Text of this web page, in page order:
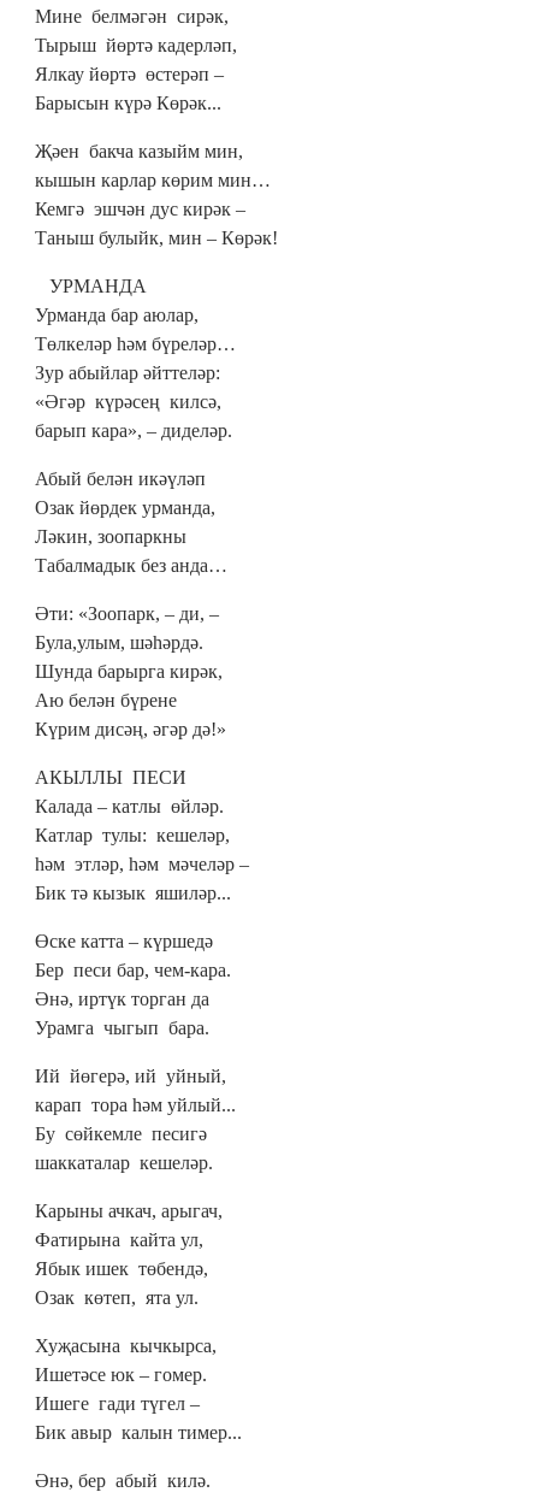
Мине белмәгән сирәк,
Тырыш йөртә кадерләп,
Ялкау йөртә өстерәп –
Барысын күрә Көрәк...
Җәен бакча казыйм мин,
кышын карлар көрим мин…
Кемгә эшчән дус кирәк –
Таныш булыйк, мин – Көрәк!
УРМАНДА
Урманда бар аюлар,
Төлкеләр һәм бүреләр…
Зур абыйлар әйттеләр:
«Әгәр күрәсең килсә,
барып кара», – диделәр.
Абый белән икәүләп
Озак йөрдек урманда,
Ләкин, зоопаркны
Табалмадык без анда…
Әти: «Зоопарк, – ди, –
Була,улым, шәһәрдә.
Шунда барырга кирәк,
Аю белән бүрене
Күрим дисәң, әгәр дә!»
АКЫЛЛЫ ПЕСИ
Калада – катлы өйләр.
Катлар тулы: кешеләр,
һәм этләр, һәм мәчеләр –
Бик тә кызык яшиләр...
Өске катта – күршедә
Бер песи бар, чем-кара.
Әнә, иртүк торган да
Урамга чыгып бара.
Ий йөгерә, ий уйный,
карап тора һәм уйлый...
Бу сөйкемле песигә
шаккаталар кешеләр.
Карыны ачкач, арыгач,
Фатирына кайта ул,
Ябык ишек төбендә,
Озак көтеп, ята ул.
Хуҗасына кычкырса,
Ишетәсе юк – гомер.
Ишеге гади түгел –
Бик авыр калын тимер...
Әнә, бер абый килә.